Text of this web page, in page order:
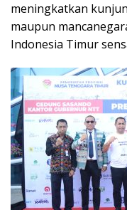
meningkatkan
maupun
Indonesia Timur